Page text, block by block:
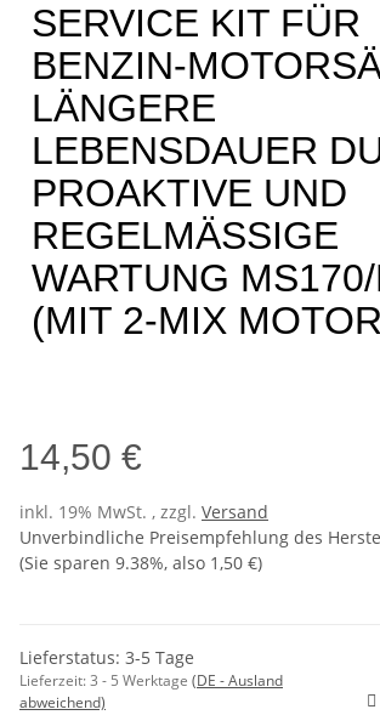
SERVICE KIT FÜR
BENZIN-
LÄNGERE
LEBENSDAUER
PROAKTIVE UND
REGELMÄSSIGE
WARTUNG
(MIT 2-MIX
14,50 €
inkl. 19% MwSt. , zzgl. Versand
Unverbindliche Preisempfehlung des
(Sie sparen 9.38%, also 1,50 €)
Lieferstatus: 3-5 Tage
Lieferzeit:3 - 5 Werktage (DE - Ausland
abweichend)